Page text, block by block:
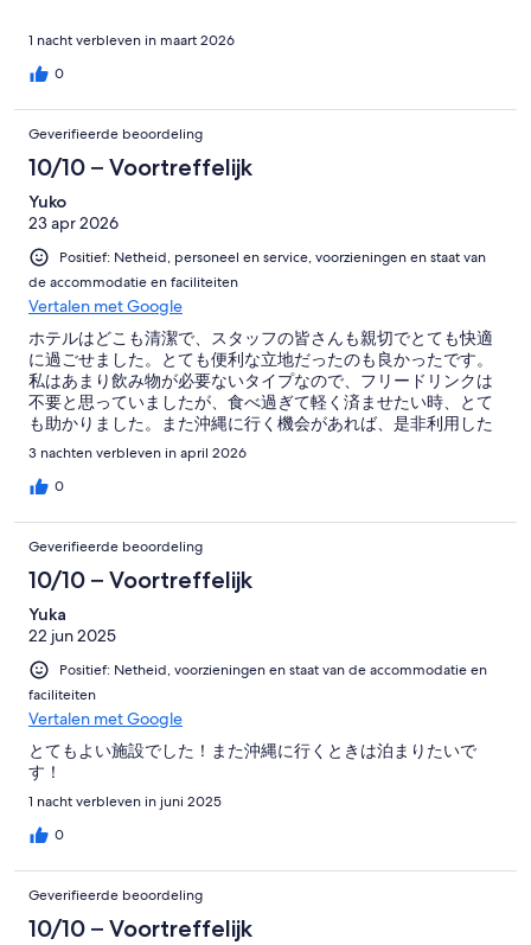
1 nacht verbleven in maart 2026
0
Geverifieerde beoordeling
10/10 – Voortreffelijk
Yuko
23 apr 2026
Positief: Netheid, personeel en service, voorzieningen en staat van
de accommodatie en faciliteiten
Vertalen met Google
ホテルはどこも清潔で、スタッフの皆さんも親切でとても快適
に過ごせました。とても便利な立地だったのも良かったです。
私はあまり飲み物が必要ないタイプなので、フリードリンクは
不要と思っていましたが、食べ過ぎて軽く済ませたい時、とて
も助かりました。また沖縄に行く機会があれば、是非利用した
いです。
3 nachten verbleven in april 2026
0
Geverifieerde beoordeling
10/10 – Voortreffelijk
Yuka
22 jun 2025
Positief: Netheid, voorzieningen en staat van de accommodatie en
faciliteiten
Vertalen met Google
とてもよい施設でした！また沖縄に行くときは泊まりたいで
す！
1 nacht verbleven in juni 2025
0
Geverifieerde beoordeling
10/10 – Voortreffelijk